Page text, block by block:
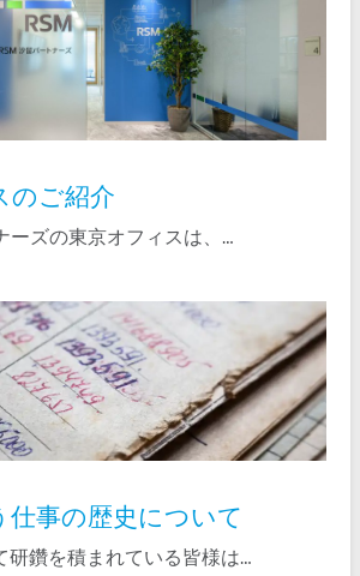
のご紹介
ーズの東京オフィスは、…
仕事の歴史について
研鑽を積まれている皆様は…